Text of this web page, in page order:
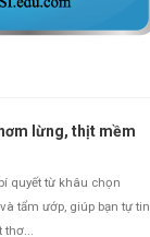
lừng, thịt mềm
quyết từ khâu chọn
tẩm ướp, giúp bạn tự tin
thơ...